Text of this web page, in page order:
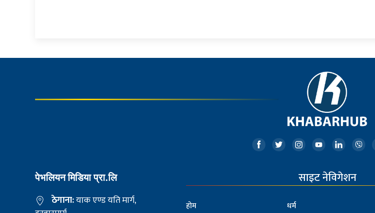
पेभलियन मिडिया प्रा.लि
ठेगाना:याक एण्ड यति मार्ग,
साइट नेविगेशन
होम धर्म